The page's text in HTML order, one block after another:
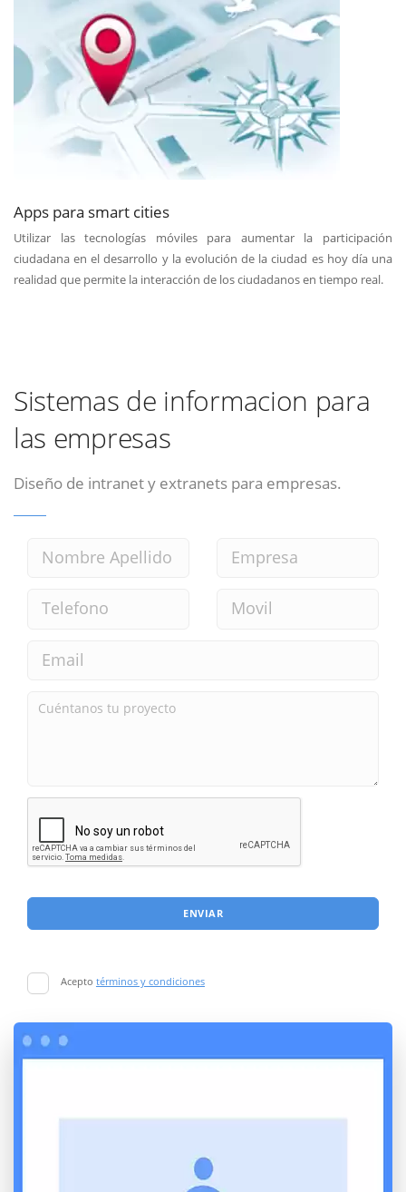
Apps para smart cities
Utilizar las tecnologías móviles para aumentar la participación
ciudadana en el desarrollo y la evolución de la ciudad es hoy día una
realidad que permite la interacción de los ciudadanos en tiempo real.
Sistemas de informacion para
las empresas
Diseño de intranet y extranets para empresas.
ENVIAR
Acepto términos y condiciones